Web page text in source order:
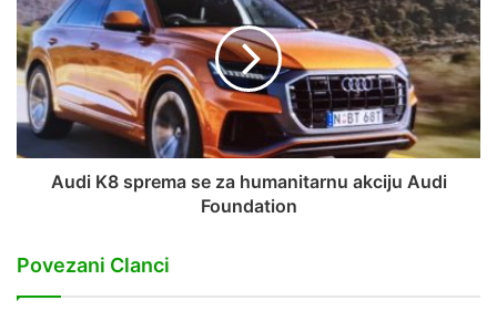
Audi K8 sprema se za humanitarnu akciju Audi
Foundation
Povezani Clanci